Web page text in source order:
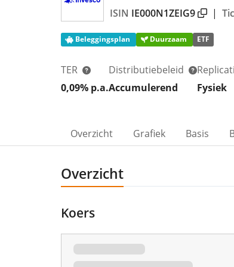
ISIN IE000N1ZEIG9 |
Beleggingsplan Duurzaam ETF
TER
0,09% p.a.
Distributiebeleid
Accumulerend
Fysiek
Overzicht Grafiek Basis
Overzicht
Koers